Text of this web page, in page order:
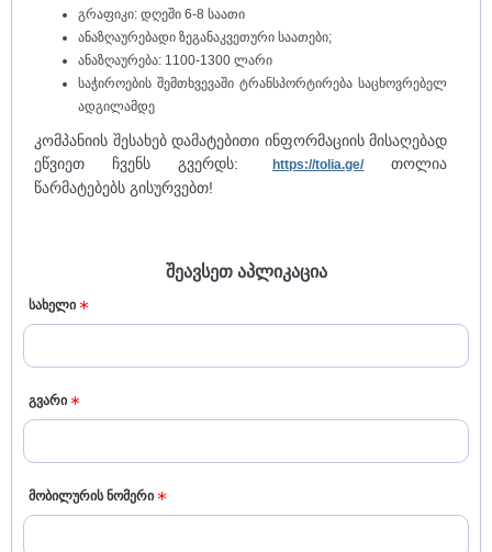
გრაფიკი: დღეში 6-8 საათი
ანაზღაურებადი ზეგანაკვეთური საათები;
ანაზღაურება: 1100-1300 ლარი
საჭიროების შემთხვევაში ტრანსპორტირება საცხოვრებელ
ადგილამდე
კომპანიის შესახებ დამატებითი ინფორმაციის მისაღებად
ეწვიეთ ჩვენს გვერდს:
https://tolia.ge/თოლია
წარმატებებს გისურვებთ!
შეავსეთ აპლიკაცია
სახელი
გვარი
მობილურის ნომერი